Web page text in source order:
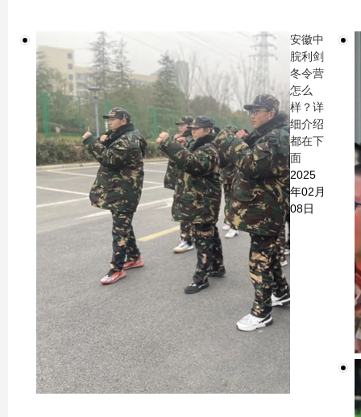
安徽中
脘利剑
冬令营
怎么
样？详
细介绍
都在下
面
2025
年02月
08日